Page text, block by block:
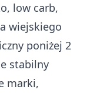
low carb,
wiejskiego
poniżej 2
stabilny
marki,